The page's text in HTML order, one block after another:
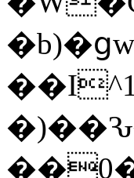
��خ8\\��4��0�毌|]��0,�)-